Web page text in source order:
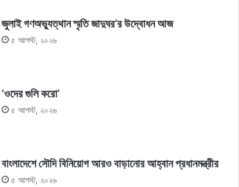
জুলাই গণঅভ্যুত্থান স্মৃতি জাদুঘর’র উদ্বোধন আজ
৫ আগস্ট, ২০২৬
‘ওদের গুলি করো’
৫ আগস্ট, ২০২৬
বাংলাদেশে সৌদি বিনিয়োগ আরও বাড়ানোর আহ্বান প্রধানমন্ত্রীর
৫ আগস্ট, ২০২৬